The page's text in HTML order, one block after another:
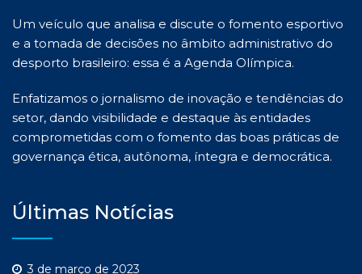
Um veículo que analisa e discute o fomento esportivo
e a tomada de decisões no âmbito administrativo do
desporto brasileiro: essa é a Agenda Olímpica.
Enfatizamos o jornalismo de inovação e tendências do
setor, dando visibilidade e destaque às entidades
comprometidas com o fomento das boas práticas de
governança ética, autônoma, íntegra e democrática.
Últimas Notícias
3 de março de 2023